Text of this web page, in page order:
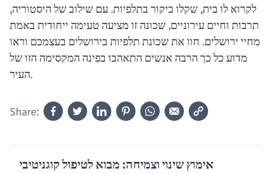
לקרוא לו בית, שקלו ביקור בתלפיות. עם שילוב של היסטוריה,
תרבות וחיים עירוניים, שכונה זו מציעה טעימה ייחודית באמת
מחיי ירושלים. חוו את שכונת תלפיות בירושלים בעצמכם וראו
מדוע כל כך הרבה אנשים התאהבו בפינה המקסימה הזו של
העיר.
Share:
אימוץ שינוי וצמיחה: מבוא לטיפול קוגניטיבי